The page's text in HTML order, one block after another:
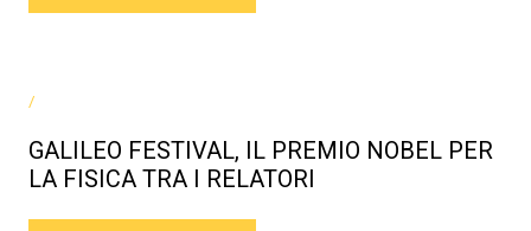
/
GALILEO FESTIVAL, IL PREMIO NOBEL PER
LA FISICA TRA I RELATORI